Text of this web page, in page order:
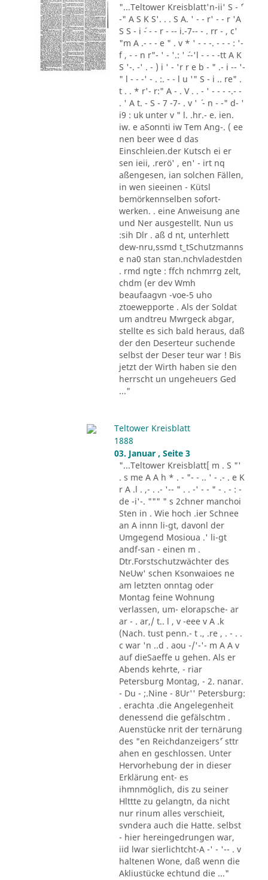
"...Teltower Kreisblatt'n-ii' S - ´'
-" A S K S'. . . S A. ' - - r' - - r 'A
S S - i ´- - - r - -- i.-7-- - . rr - , c'
"m A .- - - e " . v * ' - - -. - - - : '-
f , - - n r"- ' - '.: ' ´--'l - - - -tt A K
S '-. -' . - ) i ' - 'r r e b - " .- i -- '-
" l - - -' - . :. - - l u '" S - i .. re" .
t . . * r'- r:" A - . V . . - ' - - - -.- -
. ' A t. - S - 7 -7- . v ' ´ - n - -" d- '
i9 : uk unter v " l. .hr.- e. ien.
iw. e aSonnti iw Tem Ang-. ( ee
nen beer wee d das
Einschleien.der Kutsch ei er
sen ieii, .rerö' , en' - irt nq
aßengesen, ian solchen Fällen,
in wen sieeinen - Kütsl
bemörkennselben sofort-
werken. . eine Anweisung ane
und Ner ausgestellt. Nun us
:sih Dlr . aß d nt, unterhlett
dew-nru,ssmd t_tSchutzmanns
e na0 stan stan.nchvladestden
. rmd ngte : ffch nchmrrg zelt,
chdm (er dev Wmh
beaufaagvn -voe-5 uho
ztoewepporte . Als der Soldat
um andtreu Mwrgeck abgar,
stellte es sich bald heraus, daß
der den Deserteur suchende
selbst der Deser teur war ! Bis
jetzt der Wirth haben sie den
herrscht un ungeheuers Ged
..."
Teltower Kreisblatt
1888
03. Januar , Seite 3
"...Teltower Kreisblatt[ m . S "'
. s me A A h * . - "- - .. ' - .- . e K
r A .l . ,- . .- '-- " . . -' - - " - . - : -
de -i'-. """ " s 2chner manchoi
Sten in . Wie hoch .ier Schnee
an A innn li-gt, davonl der
Umgegend Mosioua .' li-gt
andf-san - einen m .
Dtr.Forstschutzwächter des
NeUw' schen Ksonwaioes ne
am letzten onntag oder
Montag feine Wohnung
verlassen, um- elorapsche- ar
ar - . ar,/ t.. l , v -eee v A .k
(Nach. tust penn.- t ., .re , . - . .
c war 'n ..d . aou -/'-'- m A A v
auf dieSaeffe u gehen. Als er
Abends kehrte, - riar
Petersburg Montag, - 2. nanar.
- Du - ;.Nine - 8Ur'' Petersburg:
. erachta .die Angelegenheit
denessend die gefälschtm .
Auenstücke nrit der ternärung
des "en Reichdanzeigers´' sttr
ahen en geschlossen. Unter
Hervorhebung der in dieser
Erklärung ent- es
ihmnmöglich, dis zu seiner
Hlttte zu gelangtn, da nicht
nur rinum alles verschieit,
svndera auch die Hatte. selbst
- hier hereingedrungen war,
iid lwar sierlichtcht-A -' - '-- . v
haltenen Wone, daß wenn die
Akliustücke echtund die ..."